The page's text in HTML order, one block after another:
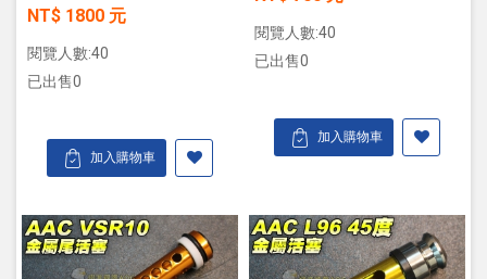
NT$ 1800 元
閱覽人數:40
已出售0
加入購物車
閱覽人數:40
已出售0
加入購物車